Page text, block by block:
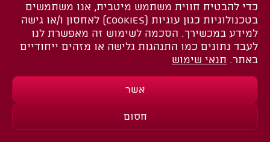
גדנ"ע צלילה
כדי להבטיח חווית משתמש מיטבית, אנו משתמשים
בטכנולוגיות כגון עוגיות (COOKIES) לאחסון ו/או גישה
למידע במכשירך. הסכמה לשימוש זה מאפשרת לנו
לעבד נתונים כמו התנהגות גלישה או מזהים ייחודיים
באתר. תנאי שימוש
אשר
חסום